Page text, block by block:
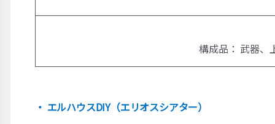
構成品： 武器、
・ エルハウスDIY（エリオスシアター）